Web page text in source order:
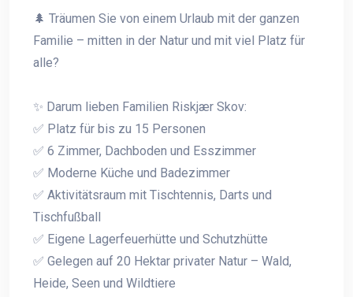
🌲 Träumen Sie von einem Urlaub mit der ganzen
Familie – mitten in der Natur und mit viel Platz für
alle?
✨ Darum lieben Familien Riskjær Skov:
✅ Platz für bis zu 15 Personen
✅ 6 Zimmer, Dachboden und Esszimmer
✅ Moderne Küche und Badezimmer
✅ Aktivitätsraum mit Tischtennis, Darts und
Tischfußball
✅ Eigene Lagerfeuerhütte und Schutzhütte
✅ Gelegen auf 20 Hektar privater Natur – Wald,
Heide, Seen und Wildtiere